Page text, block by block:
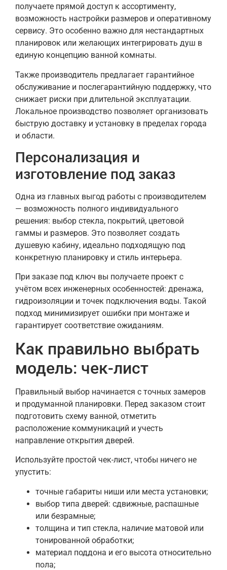
получаете прямой доступ к ассортименту,
возможность настройки размеров и оперативному
сервису. Это особенно важно для нестандартных
планировок или желающих интегрировать душ в
единую концепцию ванной комнаты.
Также производитель предлагает гарантийное
обслуживание и послегарантийную поддержку, что
снижает риски при длительной эксплуатации.
Локальное производство позволяет организовать
быструю доставку и установку в пределах города
и области.
Персонализация и
изготовление под заказ
Одна из главных выгод работы с производителем
— возможность полного индивидуального
решения: выбор стекла, покрытий, цветовой
гаммы и размеров. Это позволяет создать
душевую кабину, идеально подходящую под
конкретную планировку и стиль интерьера.
При заказе под ключ вы получаете проект с
учётом всех инженерных особенностей: дренажа,
гидроизоляции и точек подключения воды. Такой
подход минимизирует ошибки при монтаже и
гарантирует соответствие ожиданиям.
Как правильно выбрать
модель: чек-лист
Правильный выбор начинается с точных замеров
и продуманной планировки. Перед заказом стоит
подготовить схему ванной, отметить
расположение коммуникаций и учесть
направление открытия дверей.
Используйте простой чек-лист, чтобы ничего не
упустить:
точные габариты ниши или места установки;
выбор типа дверей: сдвижные, распашные
или безрамные;
толщина и тип стекла, наличие матовой или
тонированной обработки;
материал поддона и его высота относительно
пола;